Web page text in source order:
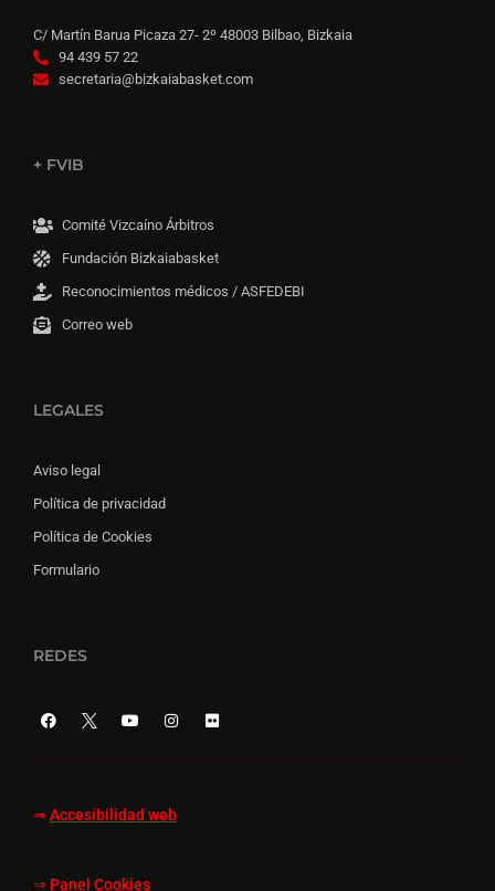
C/ Martín Barua Picaza 27- 2º 48003 Bilbao, Bizkaia
94 439 57 22
secretaria@bizkaiabasket.com
+ FVIB
Comité Vizcaíno Árbitros
Fundación Bizkaiabasket
Reconocimientos médicos / ASFEDEBI
Correo web
LEGALES
Aviso legal
Política de privacidad
Política de Cookies
Formulario
REDES
⇒ Accesibilidad web
⇒ Panel Cookies